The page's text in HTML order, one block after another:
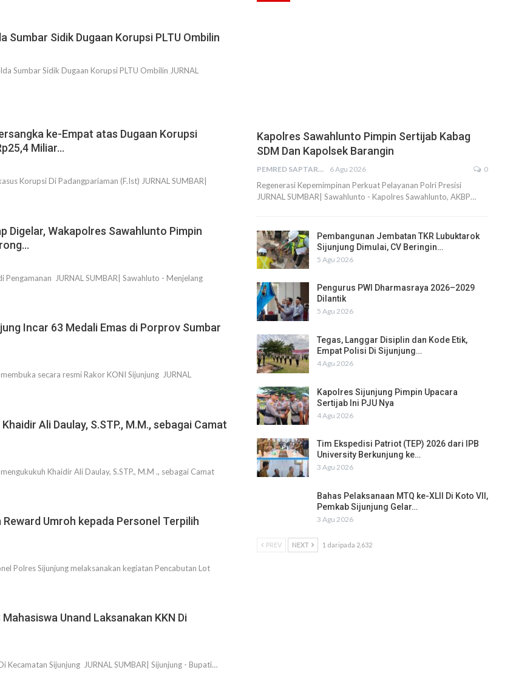
Sumbar Sidik Dugaan Korupsi PLTU Ombilin
Sumbar Sidik Dugaan Korupsi PLTU Ombilin JURNAL
ke-Empat atas Dugaan Korupsi
Miliar…
Korupsi Di Padangpariaman (F.Ist) JURNAL SUMBAR|
Digelar, Wakapolres Sawahlunto Pimpin
JURNAL SUMBAR| Sawahluto - Menjelang
Incar 63 Medali Emas di Porprov Sumbar
secara resmi Rakor KONI Sijunjung JURNAL
Ali Daulay, S.STP., M.M., sebagai Camat
Khaidir Ali Daulay, S.STP., M.M ., sebagai Camat
Umroh kepada Personel Terpilih
Polres Sijunjung melaksanakan kegiatan Pencabutan Lot
Unand Laksanakan KKN Di
Kecamatan Sijunjung JURNAL SUMBAR| Sijunjung - Bupati…
Kapolres Sawahlunto Pimpin Sertijab Kabag
SDM Dan Kapolsek Barangin
PEMRED SAPTARIUS 6 Agu 2026 0
Regenerasi Kepemimpinan Perkuat Pelayanan Polri Presisi
JURNAL SUMBAR| Sawahlunto - Kapolres Sawahlunto, AKBP…
Pembangunan Jembatan TKR Lubuktarok
Sijunjung Dimulai, CV Beringin…
5 Agu 2026
Pengurus PWI Dharmasraya 2026–2029
Dilantik
5 Agu 2026
Tegas, Langgar Disiplin dan Kode Etik,
Empat Polisi Di Sijunjung…
4 Agu 2026
Kapolres Sijunjung Pimpin Upacara
Sertijab Ini PJU Nya
4 Agu 2026
Tim Ekspedisi Patriot (TEP) 2026 dari IPB
University Berkunjung ke…
3 Agu 2026
Bahas Pelaksanaan MTQ ke-XLII Di Koto VII,
Pemkab Sijunjung Gelar…
3 Agu 2026
PREV NEXT 1 daripada 2,632